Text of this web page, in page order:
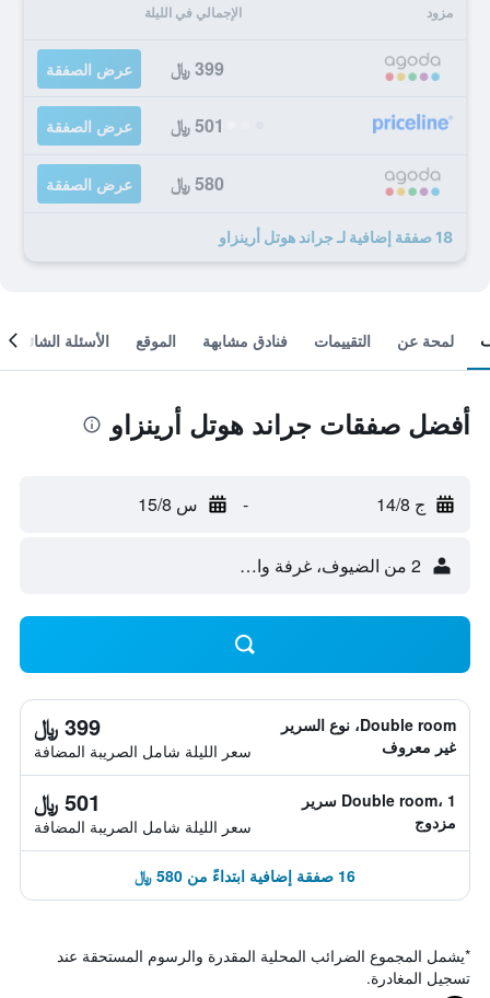
مزود الإجمالي في الليلة
399 ﷼ عرض الصفقة
501 ﷼ عرض الصفقة
580 ﷼ عرض الصفقة
18 صفقة إضافية لـ جراند هوتل أرينزاو
لمحة عن التقييمات فنادق مشابهة الموقع الأسئلة الشائعة
أفضل صفقات جراند هوتل أرينزاو
ج 14/8 - س 15/8
2 من الضيوف، غرفة واحدة
Double room، نوع السرير
غير معروف
399 ﷼
سعر الليلة شامل الصريبة المضافة
Double room، 1 سرير
مزدوج
501 ﷼
سعر الليلة شامل الصريبة المضافة
16 صفقة إضافية ابتداءً من 580 ﷼
*يشمل المجموع الضرائب المحلية المقدرة والرسوم المستحقة عند
تسجيل المغادرة.